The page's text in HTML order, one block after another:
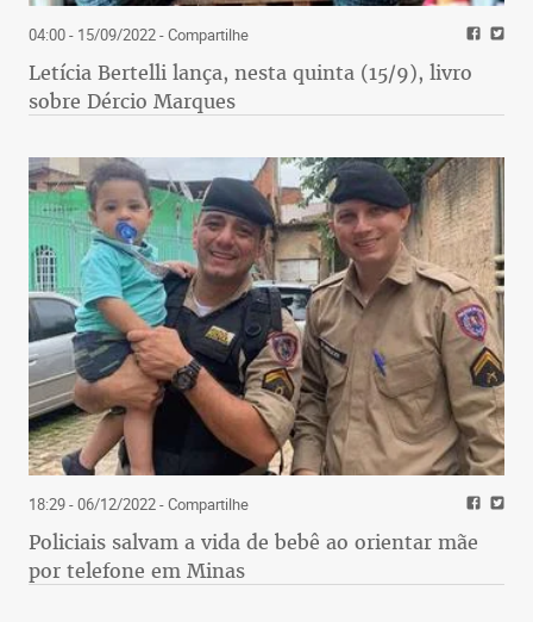
04:00 - 15/09/2022- Compartilhe
Letícia Bertelli lança, nesta quinta (15/9), livro
sobre Dércio Marques
18:29 - 06/12/2022- Compartilhe
Policiais salvam a vida de bebê ao orientar mãe
por telefone em Minas